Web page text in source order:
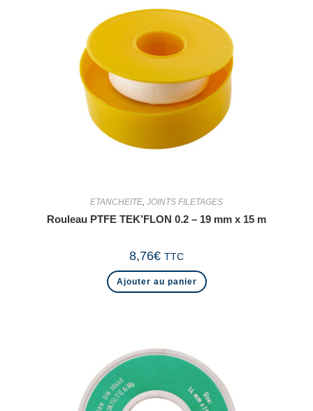
ETANCHEITE JOINTS FILETAGES
Rouleau PTFE TEK’FLON 0.2 – 19 mm x 15 m
8,76€ TTC
Ajouter au panier